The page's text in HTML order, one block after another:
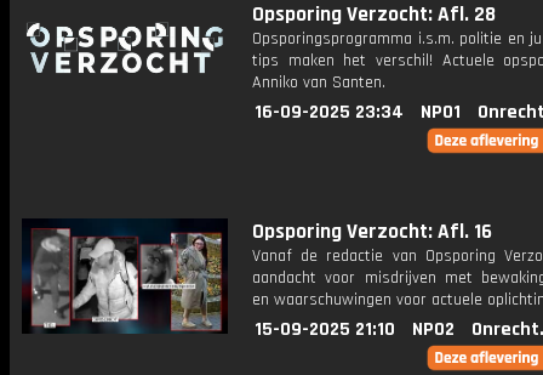
Opsporing Verzocht: Afl. 28
Opsporingsprogramma i.s.m. politie en
tips maken het verschil! Actuele
Anniko van Santen.
16-09-2025 23:34 NPO1
Opsporing Verzocht: Afl. 16
Vanaf de redactie van Opsporing
aandacht voor misdrijven met
en waarschuwingen voor actuele
15-09-2025 21:10 NPO2